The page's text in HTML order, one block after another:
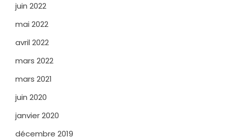
juin 2022
mai 2022
avril 2022
mars 2022
mars 2021
juin 2020
janvier 2020
décembre 2019